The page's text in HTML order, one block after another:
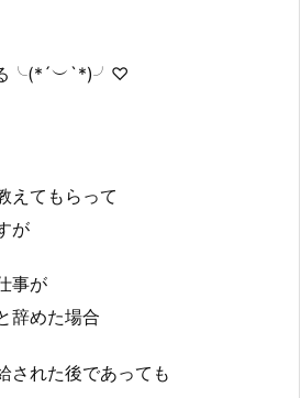
る╰(*´︶`*)╯♡
えてもらって
が
事が
辞めた場合
された後であっても